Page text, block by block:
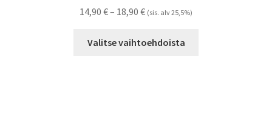
14,90 €– 18,90 €Hintaluokka:
-
(sis. alv 25,5%)
Valitse vaihtoehdoista